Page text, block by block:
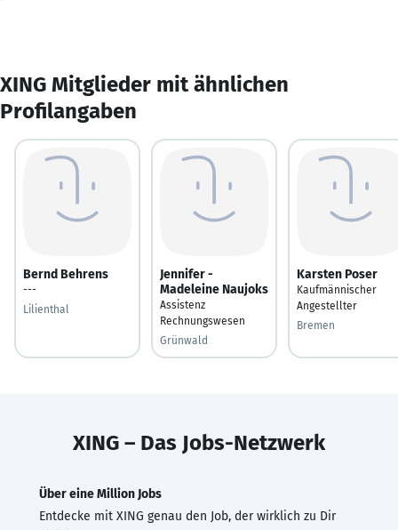
XING Mitglieder mit ähnlichen
Profilangaben
Bernd Behrens
---
Lilienthal
Jennifer -
Madeleine Naujoks
Assistenz
Rechnungswesen
Grünwald
Karsten Poser
Kaufmännischer
Angestellter
Bremen
XING – Das Jobs-Netzwerk
Über eine Million Jobs
Entdecke mit XING genau den Job, der wirklich zu Dir